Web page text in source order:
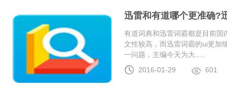
迅雷和有道哪个更准确?
有道词典和迅雷词霸都是目前
文性较高，而迅雷词霸的ui更加
一问题，主编今天为大.....
2016-01-29
601